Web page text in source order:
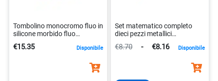
Tombolino monocromo fluo in
silicone morbido fluo
€15.35 Disponibile
Set matematico completo
dieci pezzi metallici
€8.70 - €8.16 Disponibile